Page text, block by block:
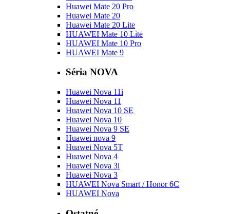
Huawei Mate 20 Pro
Huawei Mate 20
Huawei Mate 20 Lite
HUAWEI Mate 10 Lite
HUAWEI Mate 10 Pro
HUAWEI Mate 9
Séria NOVA
Huawei Nova 11i
Huawei Nova 11
Huawei Nova 10 SE
Huawei Nova 10
Huawei Nova 9 SE
Huawei nova 9
Huawei Nova 5T
Huawei Nova 4
Huawei Nova 3i
Huawei Nova 3
HUAWEI Nova Smart / Honor 6C
HUAWEI Nova